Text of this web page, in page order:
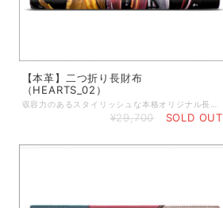
【本革】二つ折り長財布
（HEARTS_02）
¥29,700 SOLD OUT